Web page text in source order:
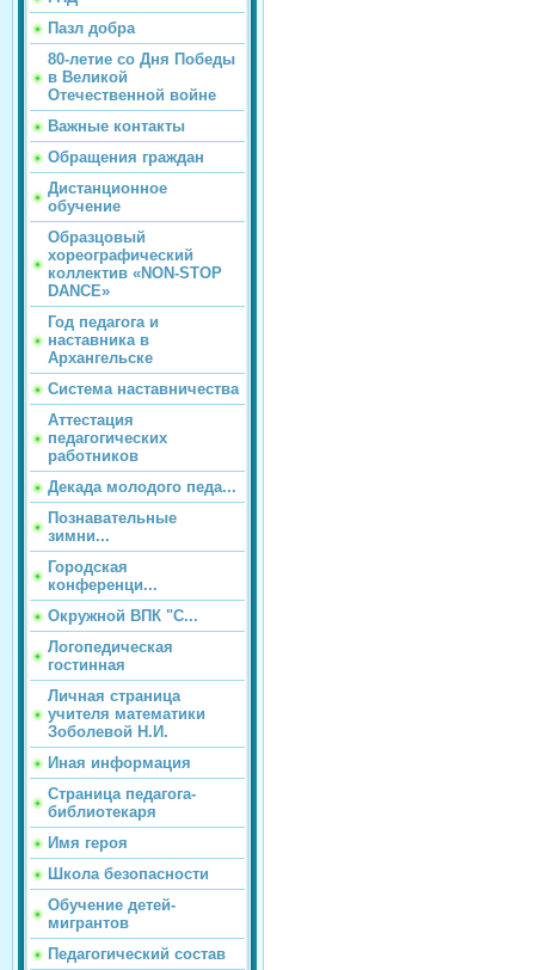
Пазл добра
80-летие со Дня Победы
в Великой
Отечественной войне
Важные контакты
Обращения граждан
Дистанционное
обучение
Образцовый
хореографический
коллектив «NON-STOP
DANCE»
Год педагога и
наставника в
Архангельске
Система наставничества
Аттестация
педагогических
работников
Декада молодого педа...
Познавательные
зимни...
Городская
конференци...
Окружной ВПК "С...
Логопедическая
гостинная
Личная страница
учителя математики
Зоболевой Н.И.
Иная информация
Страница педагога-
библиотекаря
Имя героя
Школа безопасности
Обучение детей-
мигрантов
Педагогический состав